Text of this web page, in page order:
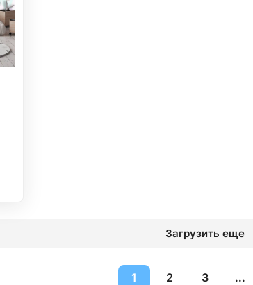
Загрузить еще
1 2 3 ...